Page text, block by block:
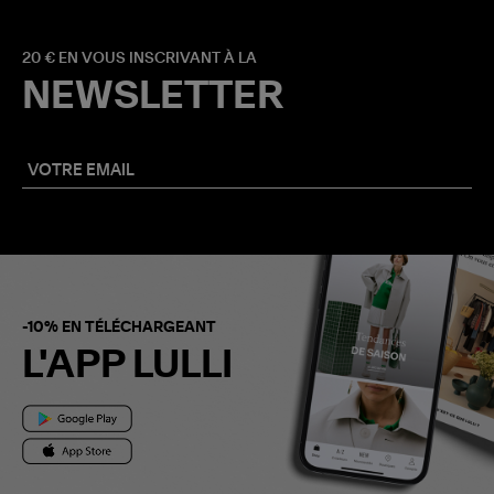
20 € EN VOUS INSCRIVANT À LA
NEWSLETTER
-10% EN TÉLÉCHARGEANT
L'APP LULLI